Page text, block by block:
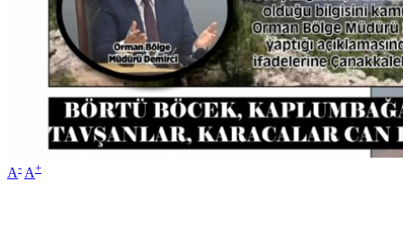
A- A+